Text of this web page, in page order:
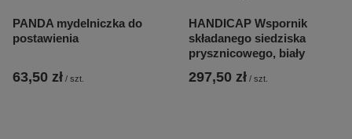
PANDA mydelniczka do
postawienia
63,50 zł / szt.
HANDICAP Wspornik
składanego siedziska
prysznicowego, biały
297,50 zł / szt.